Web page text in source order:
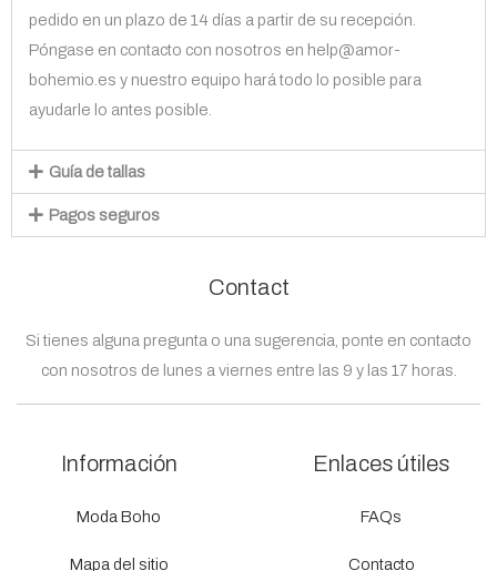
pedido en un plazo de 14 días a partir de su recepción.
Póngase en contacto con nosotros en help@amor-
bohemio.es y nuestro equipo hará todo lo posible para
ayudarle lo antes posible.
Guía de tallas
Pagos seguros
Contact
Si tienes alguna pregunta o una sugerencia, ponte en contacto
con nosotros de lunes a viernes entre las 9 y las 17 horas.
Información
Moda Boho
Mapa del sitio
Enlaces útiles
FAQs
Contacto